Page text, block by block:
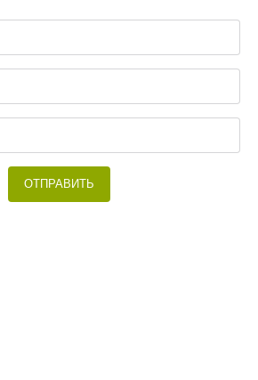
ОТПРАВИТЬ